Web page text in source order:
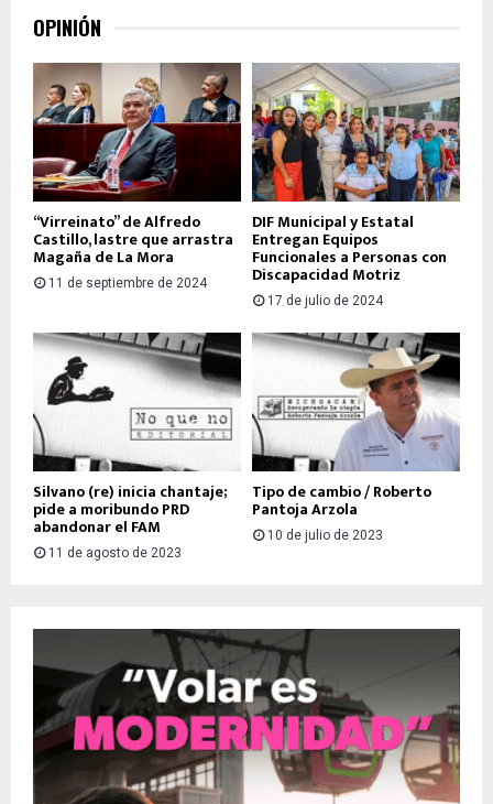
OPINIÓN
“Virreinato” de Alfredo
Castillo, lastre que arrastra
Magaña de La Mora
11 de septiembre de 2024
DIF Municipal y Estatal
Entregan Equipos
Funcionales a Personas con
Discapacidad Motriz
17 de julio de 2024
Silvano (re) inicia chantaje;
pide a moribundo PRD
abandonar el FAM
11 de agosto de 2023
Tipo de cambio / Roberto
Pantoja Arzola
10 de julio de 2023